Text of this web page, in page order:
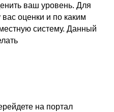
ваш уровень. Для
вас оценки и по каким
систему. Данный
на портал